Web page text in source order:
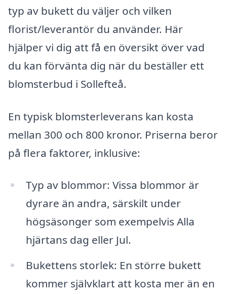
typ av bukett du väljer och vilken
florist/leverantör du använder. Här
hjälper vi dig att få en översikt över vad
du kan förvänta dig när du beställer ett
blomsterbud i Sollefteå.
En typisk blomsterleverans kan kosta
mellan 300 och 800 kronor. Priserna beror
på flera faktorer, inklusive:
Typ av blommor: Vissa blommor är
dyrare än andra, särskilt under
högsäsonger som exempelvis Alla
hjärtans dag eller Jul.
Bukettens storlek: En större bukett
kommer självklart att kosta mer än en